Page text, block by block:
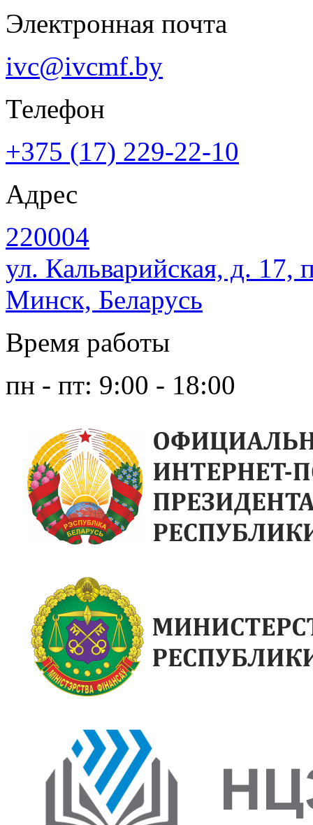
Электронная почта
ivc@ivcmf.by
Телефон
+375 (17) 229-22-10
Адрес
220004
ул. Кальварийская, д.
Минск, Беларусь
Время работы
пн - пт: 9:00 - 18:00